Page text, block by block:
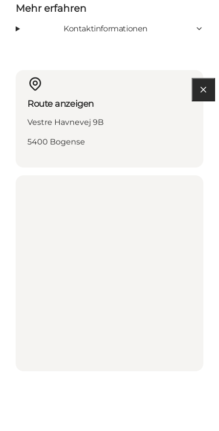
Mehr erfahren
Kontaktinformationen
Route anzeigen
Vestre Havnevej 9B
5400 Bogense